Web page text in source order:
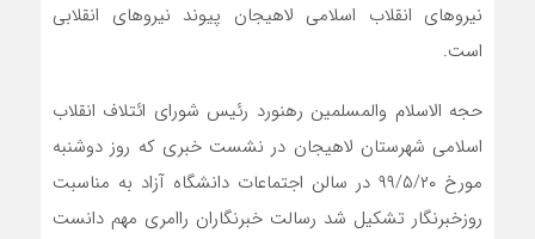
نیروهای انقلاب اسلامی لاهیجان پیوند نیروهای انقلابی
است.
حجه الاسلام والمسلمین رهنورد رئیس شورای ائتلاف انقلاب
اسلامی شهرستان لاهیجان در نشست خبری که روز دوشنبه
مورخ ۹۹/۵/۲۰ در سالن اجتماعات دانشگاه آزاد به مناسبت
روزخبرنگار تشکیل شد رسالت خبرنگاران راامری مهم دانست